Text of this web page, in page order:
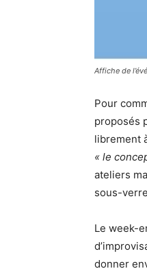
Affiche de
Pour
proposés
librement
« le
ateliers
sous-
Le week-
donner